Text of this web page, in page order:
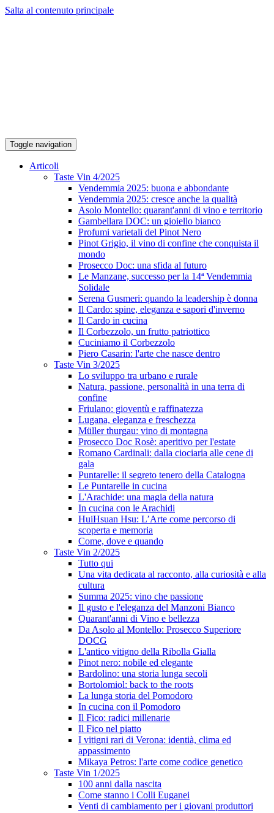
Salta al contenuto principale
Toggle navigation
Articoli
Taste Vin 4/2025
Vendemmia 2025: buona e abbondante
Vendemmia 2025: cresce anche la qualità
Asolo Montello: quarant'anni di vino e territorio
Gambellara DOC: un gioiello bianco
Profumi varietali del Pinot Nero
Pinot Grigio, il vino di confine che conquista il
mondo
Prosecco Doc: una sfida al futuro
Le Manzane, successo per la 14ª Vendemmia
Solidale
Serena Gusmeri: quando la leadership è donna
Il Cardo: spine, eleganza e sapori d'inverno
Il Cardo in cucina
Il Corbezzolo, un frutto patriottico
Cuciniamo il Corbezzolo
Piero Casarin: l'arte che nasce dentro
Taste Vin 3/2025
Lo sviluppo tra urbano e rurale
Natura, passione, personalità in una terra di
confine
Friulano: gioventù e raffinatezza
Lugana, eleganza e freschezza
Müller thurgau: vino di montagna
Prosecco Doc Rosè: aperitivo per l'estate
Romano Cardinali: dalla ciociaria alle cene di
gala
Puntarelle: il segreto tenero della Catalogna
Le Puntarelle in cucina
L'Arachide: una magia della natura
In cucina con le Arachidi
HuiHsuan Hsu: L’Arte come percorso di
scoperta e memoria
Come, dove e quando
Taste Vin 2/2025
Tutto qui
Una vita dedicata al racconto, alla curiosità e alla
cultura
Summa 2025: vino che passione
Il gusto e l'eleganza del Manzoni Bianco
Quarant'anni di Vino e bellezza
Da Asolo al Montello: Prosecco Superiore
DOCG
L'antico vitigno della Ribolla Gialla
Pinot nero: nobile ed elegante
Bardolino: una storia lunga secoli
Bortolomiol: back to the roots
La lunga storia del Pomodoro
In cucina con il Pomodoro
Il Fico: radici millenarie
Il Fico nel piatto
I vitigni rari di Verona: identià, clima ed
appassimento
Mikaya Petros: l'arte come codice genetico
Taste Vin 1/2025
100 anni dalla nascita
Come stanno i Colli Euganei
Venti di cambiamento per i giovani produttori